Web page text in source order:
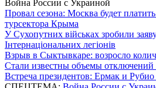
Война России с Украиной
Провал сезона: Москва будет
турсектора Крыма
У Сухопутних військах зробили
Інтернаціональних легіонів
Взрыв в Сыктывкаре: возросло
Стали известны объемы отключений
Встреча президентов: Ермак и Рубио